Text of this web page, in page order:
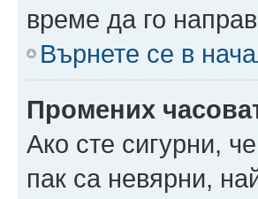
време да го
Върнете се в
Промених
Ако сте сигурни,
пак са невярни,